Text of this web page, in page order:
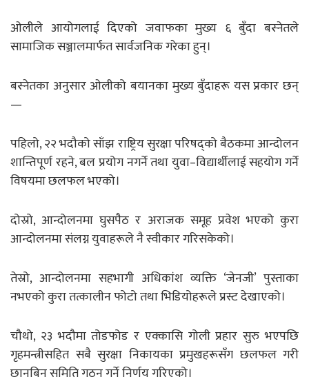
ओलीले आयोगलाई दिएको जवाफका मुख्य ६ बुँदा बस्नेतले
सामाजिक सञ्जालमार्फत सार्वजनिक गरेका हुन्।
बस्नेतका अनुसार ओलीको बयानका मुख्य बुँदाहरू यस प्रकार छन्
—
पहिलो, २२ भदौको साँझ राष्ट्रिय सुरक्षा परिषद्को बैठकमा आन्दोलन
शान्तिपूर्ण रहने, बल प्रयोग नगर्ने तथा युवा–विद्यार्थीलाई सहयोग गर्ने
विषयमा छलफल भएको।
दोस्रो, आन्दोलनमा घुसपैठ र अराजक समूह प्रवेश भएको कुरा
आन्दोलनमा संलग्न युवाहरूले नै स्वीकार गरिसकेको।
तेस्रो, आन्दोलनमा सहभागी अधिकांश व्यक्ति ‘जेनजी’ पुस्ताका
नभएको कुरा तत्कालीन फोटो तथा भिडियोहरूले प्रस्ट देखाएको।
चौथो, २३ भदौमा तोडफोड र एक्कासि गोली प्रहार सुरु भएपछि
गृहमन्त्रीसहित सबै सुरक्षा निकायका प्रमुखहरूसँग छलफल गरी
छानबिन समिति गठन गर्ने निर्णय गरिएको।